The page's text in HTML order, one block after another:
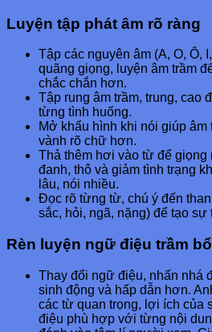
Luyện tập phát âm rõ ràng
Tập các nguyên âm (A, O, Ô,
quãng giọng, luyện âm trầm
chắc chắn hơn.
Tập rung âm trầm, trung, cao
từng tình huống​.
Mở khẩu hình khi nói giúp âm
vành rõ chữ hơn.
Thả thêm hơi vào từ để giọng
đanh, thô và giảm tình trạng
lâu, nói nhiều.
Đọc rõ từng từ, chú ý đến
sắc, hỏi, ngã, nặng) để tạo
Rèn luyện ngữ điệu trầm
Thay đổi ngữ điệu, nhấn nhá
sinh động và hấp dẫn hơn.
các từ quan trọng, lợi ích của
điệu phù hợp với từng nội